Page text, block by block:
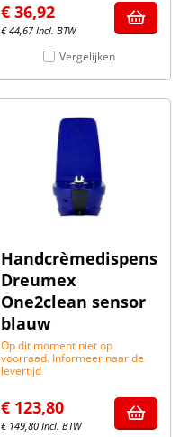
€ 36,92
€44,67 Incl. BTW
Vergelijken
Handcrèmedispenser
Dreumex
One2clean sensor
blauw
Op dit moment niet op
voorraad. Informeer naar de
levertijd
€ 123,80
€ 149,80 Incl. BTW